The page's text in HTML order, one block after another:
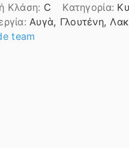
Κλάση: C Κατηγορία:
Αυγὰ, Γλουτένη,
team